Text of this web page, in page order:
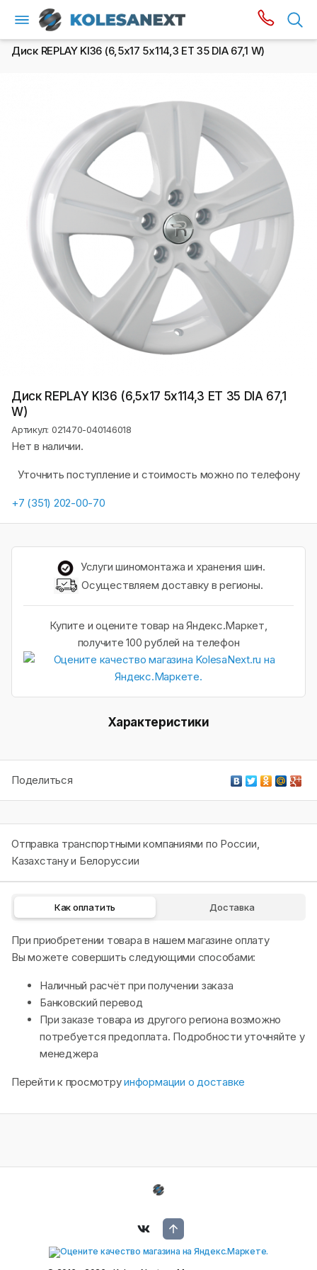
Диск REPLAY KI36 (6,5х17 5x114,3 ET 35 DIA 67,1 W)
Диск REPLAY KI36 (6,5х17 5x114,3 ET 35 DIA 67,1
W)
Артикул: 021470-040146018
Нет в наличии.
Уточнить поступление и стоимость можно по телефону
+7 (351) 202-00-70
Услуги шиномонтажа и хранения шин.
Осуществляем доставку в регионы.
Купите и оцените товар на Яндекс.Маркет,
получите 100 рублей на телефон
Характеристики
Поделиться
Отправка транспортными компаниями по России,
Казахстану и Белоруссии
Как оплатить Доставка
При приобретении товара в нашем магазине оплату
Вы можете совершить следующими способами:
Наличный расчёт при получении заказа
Банковский перевод
При заказе товара из другого региона возможно
потребуется предоплата. Подробности уточняйте у
менеджера
Перейти к просмотруинформации о доставке